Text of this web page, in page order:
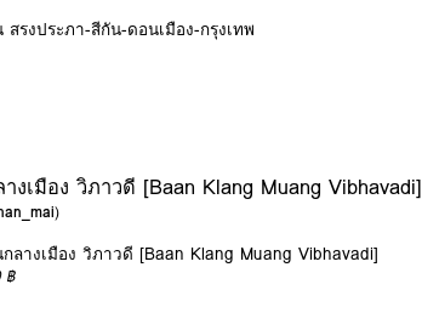
รงประภา-สีกัน-ดอนเมือง-กรุงเทพ
เมือง วิภาวดี [Baan Klang Muang Vibhavadi]
)
างเมือง วิภาวดี [Baan Klang Muang Vibhavadi]
฿